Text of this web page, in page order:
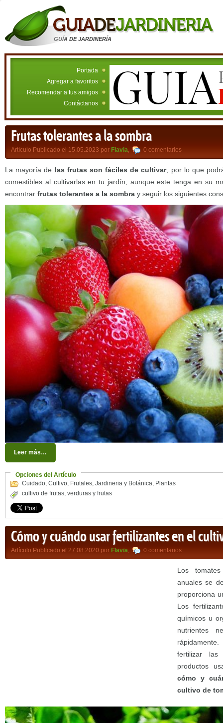
GUÍA DE JARDINERÍA
Portada
Agregar a favoritos
Recomendar a tus amigos
Contáctanos
Frutas tolerantes a la sombra
Artículo Publicado el 15.05.2023 por Flavia, 0 comentarios
La mayoría de las frutas son fáciles de cultivar, por lo que
comestibles al cultivarlas en tu jardín, aunque este tenga en su
encontrar frutas tolerantes a la sombra y seguir los siguientes
Leer más…
Opciones del Artículo
Cuidado, Cultivo, Frutales, Jardineria y Botánica, Plantas
cultivo de frutas, verduras y frutas
Cómo y cuándo usar fertilizantes en el
Artículo Publicado el 27.08.2020 por Flavia, 0 comentarios
Los
anuales se
proporciona
Los
químicos u
nutrientes
fertilizar
productos
cómo y
cultivo de